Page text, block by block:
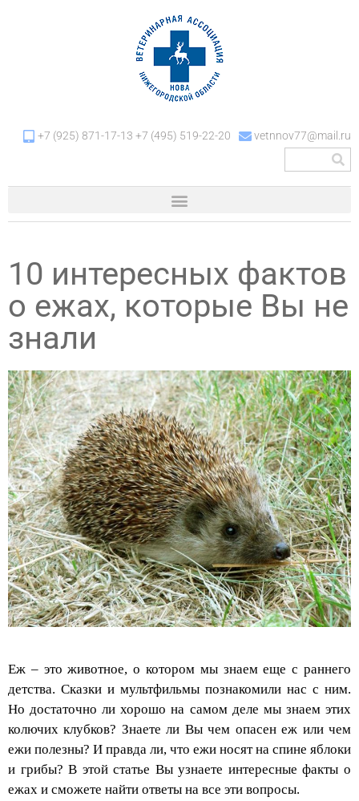
+7 (925) 871-17-13 +7 (495) 519-22-20 vetnnov77@mail.ru
10 интересных фактов
о ежах, которые Вы не
знали
Еж – это животное, о котором мы знаем еще с раннего
детства. Сказки и мультфильмы познакомили нас с ним.
Но достаточно ли хорошо на самом деле мы знаем этих
колючих клубков? Знаете ли Вы чем опасен еж или чем
ежи полезны? И правда ли, что ежи носят на спине яблоки
и грибы? В этой статье Вы узнаете интересные факты о
ежах и сможете найти ответы на все эти вопросы.